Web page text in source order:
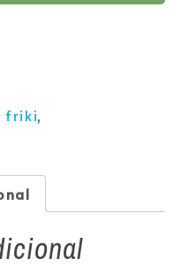
friki,